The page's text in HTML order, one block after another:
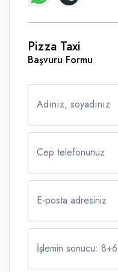
Pizza Taxi
Başvuru Formu
Adınız, soyadınız
Cep telefonunuz
E-posta adresiniz
İşlemin sonucu: 8+6